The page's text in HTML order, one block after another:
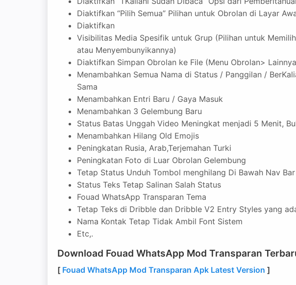
Diaktifkan “Pilih Semua” Pilihan untuk Obrolan di Layar
Diaktifkan
Visibilitas Media Spesifik untuk Grup (Pilihan untuk
atau Menyembunyikannya)
Diaktifkan Simpan Obrolan ke File (Menu Obrolan>
Menambahkan Semua Nama di Status / Panggilan /
Sama
Menambahkan Entri Baru / Gaya Masuk
Menambahkan 3 Gelembung Baru
Status Batas Unggah Video Meningkat menjadi 5 Menit,
Menambahkan Hilang Old Emojis
Peningkatan Rusia, Arab,Terjemahan Turki
Peningkatan Foto di Luar Obrolan Gelembung
Tetap Status Unduh Tombol menghilang Di Bawah Nav Bar
Status Teks Tetap Salinan Salah Status
Fouad WhatsApp Transparan Tema
Tetap Teks di Dribble dan Dribble V2 Entry Styles yang
Nama Kontak Tetap Tidak Ambil Font Sistem
Etc,.
Download Fouad WhatsApp Mod Transparan
[ Fouad WhatsApp Mod Transparan Apk Latest Version ]